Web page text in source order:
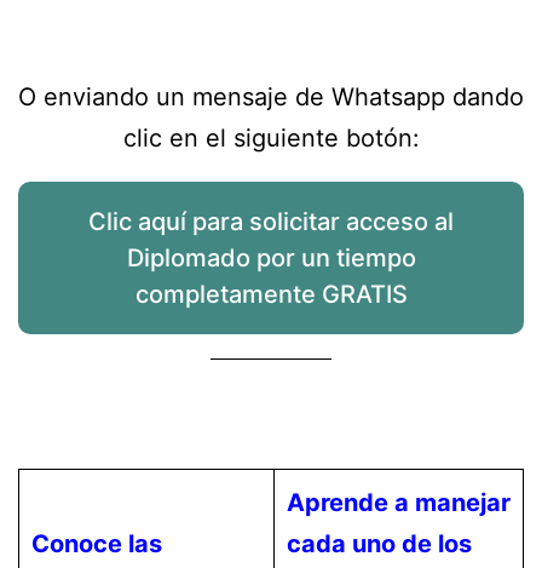
O enviando un mensaje de Whatsapp dando
clic en el siguiente botón:
Clic aquí para solicitar acceso al
Diplomado por un tiempo
completamente GRATIS
Conoce las
Aprende a manejar
cada uno de los